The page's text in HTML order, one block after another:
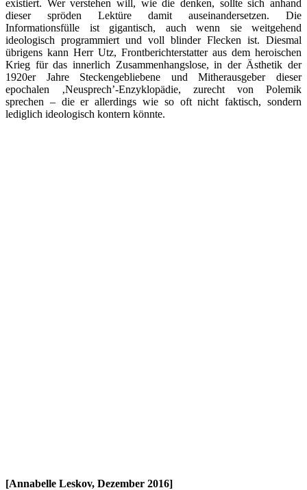
existiert. Wer verstehen will, wie die denken, sollte sich anhand
dieser spröden Lektüre damit auseinandersetzen. Die
Informationsfülle ist gigantisch, auch wenn sie weitgehend
ideologisch programmiert und voll blinder Flecken ist. Diesmal
übrigens kann Herr Utz, Frontberichterstatter aus dem heroischen
Krieg für das innerlich Zusammenhangslose, in der Ästhetik der
1920er Jahre Steckengebliebene und Mitherausgeber dieser
epochalen ‚Neusprech’-Enzyklopädie, zurecht von Polemik
sprechen – die er allerdings wie so oft nicht faktisch, sondern
lediglich ideologisch kontern könnte.
[Annabelle Leskov, Dezember 2016]